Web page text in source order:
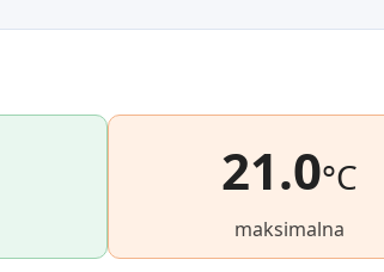
21.0°C
maksimalna